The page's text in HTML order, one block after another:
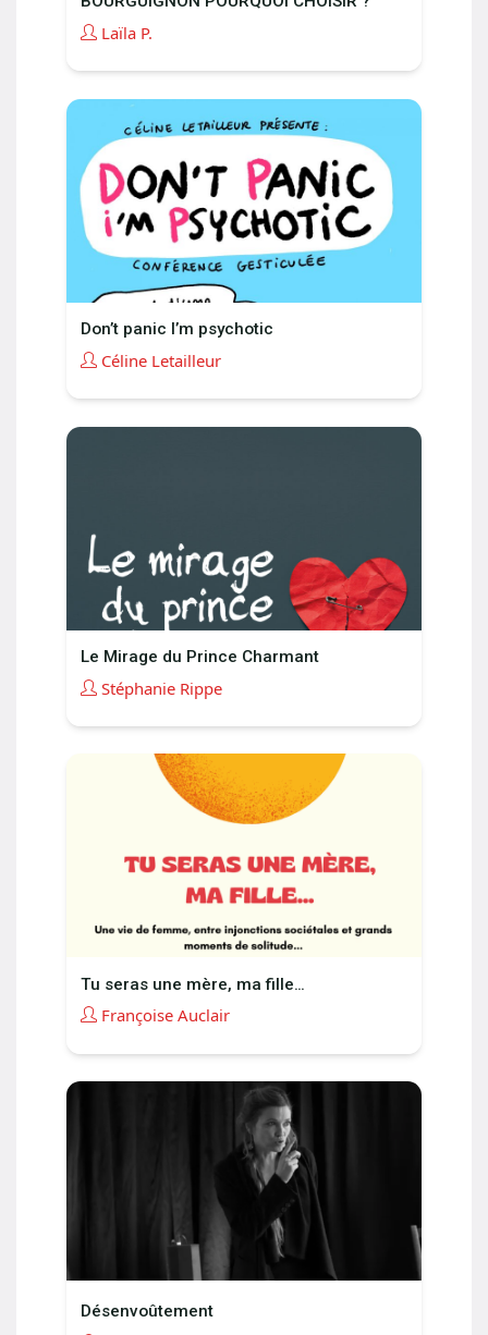
Laïla P.
Don’t panic I’m psychotic
Céline Letailleur
Le Mirage du Prince Charmant
Stéphanie Rippe
Tu seras une mère, ma fille…
Françoise Auclair
Désenvoûtement